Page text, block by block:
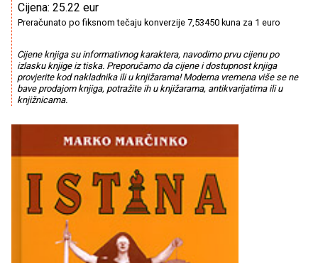
Cijena: 25.22 eur
Preračunato po fiksnom tečaju konverzije 7,53450 kuna za 1 euro
Cijene knjiga su informativnog karaktera, navodimo prvu cijenu po
izlasku knjige iz tiska. Preporučamo da cijene i dostupnost knjiga
provjerite kod nakladnika ili u knjižarama! Moderna vremena više se ne
bave prodajom knjiga, potražite ih u knjižarama, antikvarijatima ili u
knjižnicama.